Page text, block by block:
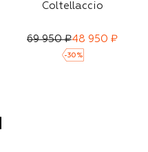
Coltellaccio
69 950 ₽48 950 ₽
-30 %